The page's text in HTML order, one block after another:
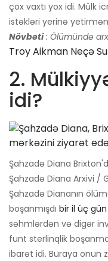
çox vaxtı yox idi. Mülk
istəkləri yerinə
Növbəti : Ölümündə
Troy Aikman Neçə
2.
idi?
Şahzadə Diana
Şahzadə Diana Arxivi /
Şahzadə Diananın
boşanmışdı bir il üç gün
səhmlərdən və digər
funt sterlinqlik
ibarət idi. Buraya onun